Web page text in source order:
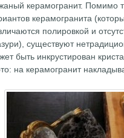
керамогранит. Помимо
керамогранита
полировкой и
существуют
быть инкрустирован
на керамогранит